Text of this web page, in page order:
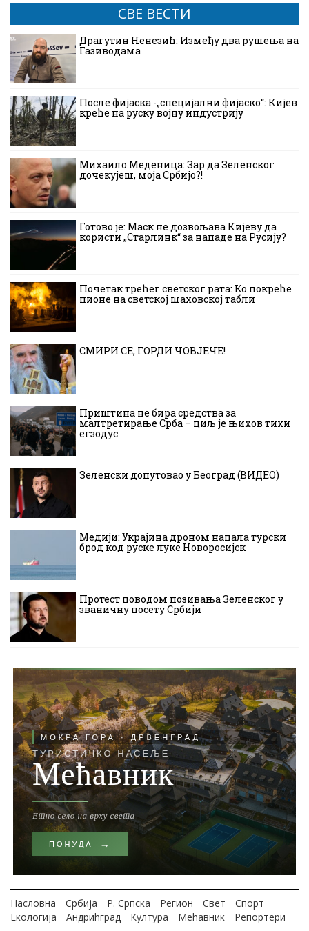
СВЕ ВЕСТИ
Драгутин Ненезић: Између два рушења на
Газиводама
После фијаска -„специјални фијаско“: Кијев
креће на руску војну индустрију
Михаило Меденица: Зар да Зеленског
дочекујеш, моја Србијо?!
Готово је: Маск не дозвољава Кијеву да
користи „Старлинк“ за нападе на Русију?
Почетак трећег светског рата: Ко покреће
пионе на светској шаховској табли
СМИРИ СЕ, ГОРДИ ЧОВЈЕЧЕ!
Приштина не бира средства за
малтретирање Срба – циљ је њихов тихи
егзодус
Зеленски допутовао у Београд (ВИДЕО)
Медији: Украјина дроном напала турски
брод код руске луке Новоросијск
Протест поводом позивања Зеленског у
званичну посету Србији
Насловна Србија Р. Српска Регион Свет
Спорт
Екологија
Андрићград Култура Мећавник Репортери